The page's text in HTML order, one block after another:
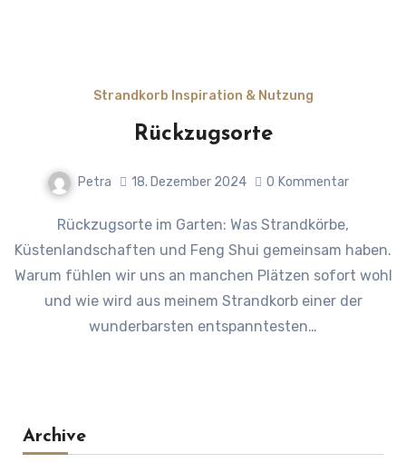
Strandkorb Inspiration & Nutzung
Rückzugsorte
Petra 18. Dezember 2024 0 Kommentar
Rückzugsorte im Garten: Was Strandkörbe,
Küstenlandschaften und Feng Shui gemeinsam haben.
Warum fühlen wir uns an manchen Plätzen sofort wohl
und wie wird aus meinem Strandkorb einer der
wunderbarsten entspanntesten…
Archive